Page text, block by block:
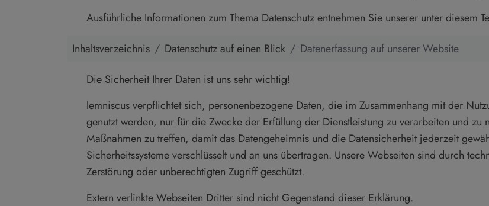
Ausführliche Informationen zum Thema Datenschutz entnehmen Sie unserer unter diesem
Inhaltsverzeichnis
Datenschutz auf einen Blick
Datenerfassung auf unserer Website
Die Sicherheit Ihrer Daten ist uns sehr wichtig!
lemniscus verpflichtet sich, personenbezogene Daten, die im Zusammenhang mit der
genutzt werden, nur für die Zwecke der Erfüllung der Dienstleistung zu verarbeiten und
Maßnahmen zu treffen, damit das Datengeheimnis und die Datensicherheit jederzeit
Sicherheitssysteme verschlüsselt und an uns übertragen. Unsere Webseiten sind durch
Zerstörung oder unberechtigten Zugriff geschützt.
Extern verlinkte Webseiten Dritter sind nicht Gegenstand dieser Erklärung.